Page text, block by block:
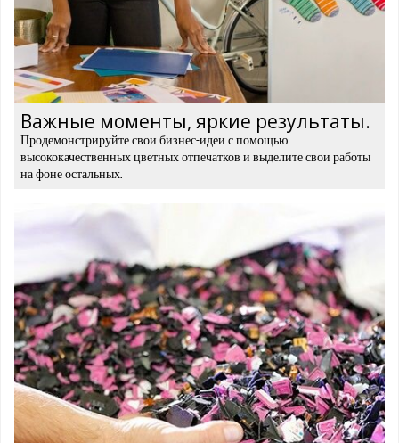
Важные моменты, яркие результаты.
Продемонстрируйте свои бизнес-идеи с помощью
высококачественных цветных отпечатков и выделите свои работы
на фоне остальных.